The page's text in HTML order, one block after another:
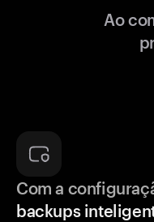
Ao
Com a
backups